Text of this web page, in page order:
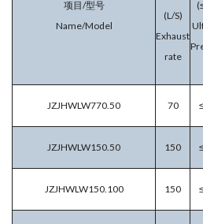
项目/型号
Name/Model
(L/S)
Exhaust
rate
JZJHWLW770.50 70
JZJHWLW150.50 150
JZJHWLW150.100 150